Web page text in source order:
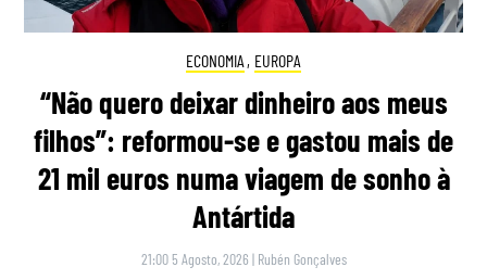
ECONOMIA , EUROPA
“Não quero deixar dinheiro aos meus
filhos”: reformou-se e gastou mais de
21 mil euros numa viagem de sonho à
Antártida
21:00 5 Agosto, 2026 | Rubén Gonçalves